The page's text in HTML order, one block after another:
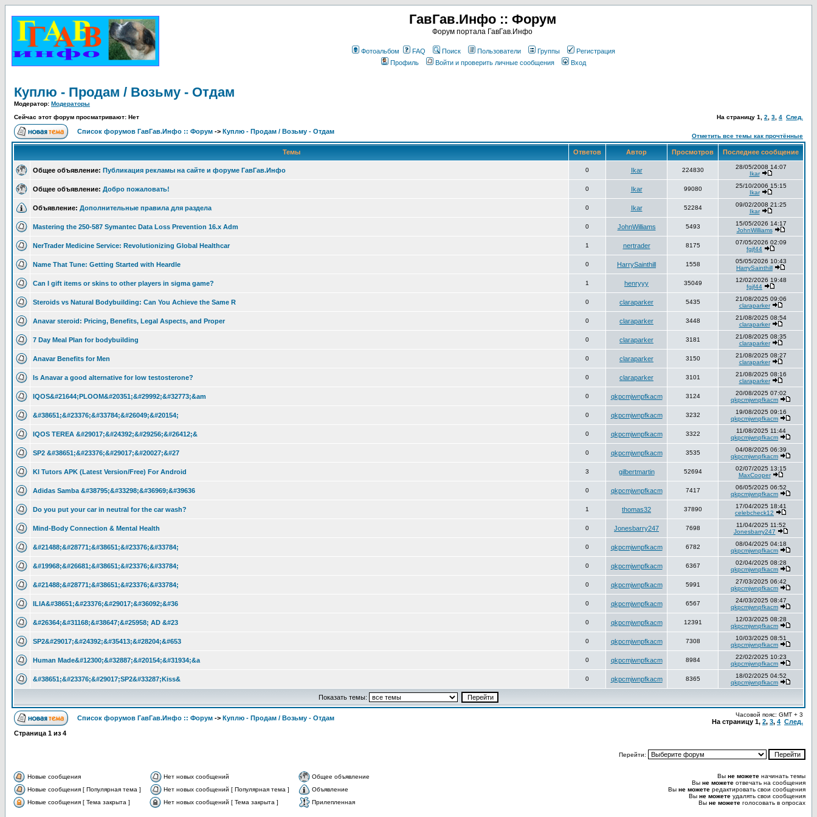
ГавГав.Инфо :: Форум
Форум портала ГавГав.Инфо
Фотоальбом FAQ Поиск Пользователи Группы
Регистрация
Профиль
Войти и проверить личные сообщения Вход
Куплю - Продам / Возьму - Отдам
Модератор: Модераторы
Сейчас этот форум просматривают: Нет
На страницу 1 2 3 4 След.
Список форумов ГавГав.Инфо :: Форум -> Куплю - Продам / Возьму - Отдам
Отметить все темы как прочтённые
Темы Ответов Автор Просмотров Последнее сообщение
Общее объявление: Публикация рекламы на сайте и форуме ГавГав.Инфо 0 Ikar 224830
28/05/2008 14:07
Ikar
Общее объявление: Добро пожаловать! 0 Ikar 99080
25/10/2006 15:15
Ikar
Объявление: Дополнительные правила для раздела 0 Ikar 52284
09/02/2008 21:25
Ikar
Mastering the 250-587 Symantec Data Loss Prevention 16.x Adm 0 JohnWilliams 5493
15/05/2026 14:17
JohnWilliams
NerTrader Medicine Service: Revolutionizing Global Healthcar 1 nertrader 8175
07/05/2026 02:09
fgjf44
Name That Tune: Getting Started with Heardle 0 HarrySainthill 1558
05/05/2026 10:43
HarrySainthill
Can I gift items or skins to other players in sigma game? 1 henryyy 35049
12/02/2026 19:48
fgjf44
Steroids vs Natural Bodybuilding: Can You Achieve the Same R 0 claraparker 5435
21/08/2025 09:06
claraparker
Anavar steroid: Pricing, Benefits, Legal Aspects, and Proper 0 claraparker 3448
21/08/2025 08:54
claraparker
7 Day Meal Plan for bodybuilding 0 claraparker 3181
21/08/2025 08:35
claraparker
Anavar Benefits for Men 0 claraparker 3150
21/08/2025 08:27
claraparker
Is Anavar a good alternative for low testosterone? 0 claraparker 3101
21/08/2025 08:16
claraparker
IQOS&#21644;PLOOM&#20351;&#29992;&#32773;&am 0 qkpcmjwnpfkacm 3124
20/08/2025 07:02
qkpcmjwnpfkacm
&#38651;&#23376;&#33784;&#26049;&#20154; 0 qkpcmjwnpfkacm 3232
19/08/2025 09:16
qkpcmjwnpfkacm
IQOS TEREA &#29017;&#24392;&#29256;&#26412;& 0 qkpcmjwnpfkacm 3322
11/08/2025 11:44
qkpcmjwnpfkacm
SP2 &#38651;&#23376;&#29017;&#20027;&#27 0 qkpcmjwnpfkacm 3535
04/08/2025 06:39
qkpcmjwnpfkacm
Kl Tutors APK (Latest Version/Free) For Android 3 gilbertmartin 52694
02/07/2025 13:15
MaxCooper
Adidas Samba &#38795;&#33298;&#36969;&#39636 0 qkpcmjwnpfkacm 7417
06/05/2025 06:52
qkpcmjwnpfkacm
Do you put your car in neutral for the car wash? 1 thomas32 37890
17/04/2025 18:41
celebcheck12
Mind-Body Connection & Mental Health 0 Jonesbarry247 7698
11/04/2025 11:52
Jonesbarry247
&#21488;&#28771;&#38651;&#23376;&#33784; 0 qkpcmjwnpfkacm 6782
08/04/2025 04:18
qkpcmjwnpfkacm
&#19968;&#26681;&#38651;&#23376;&#33784; 0 qkpcmjwnpfkacm 6367
02/04/2025 08:28
qkpcmjwnpfkacm
&#21488;&#28771;&#38651;&#23376;&#33784; 0 qkpcmjwnpfkacm 5991
27/03/2025 06:42
qkpcmjwnpfkacm
ILIA&#38651;&#23376;&#29017;&#36092;&#36 0 qkpcmjwnpfkacm 6567
24/03/2025 08:47
qkpcmjwnpfkacm
&#26364;&#31168;&#38647;&#25958; AD &#23 0 qkpcmjwnpfkacm 12391
12/03/2025 08:28
qkpcmjwnpfkacm
SP2&#29017;&#24392;&#35413;&#28204;&#653 0 qkpcmjwnpfkacm 7308
10/03/2025 08:51
qkpcmjwnpfkacm
Human Made&#12300;&#32887;&#20154;&#31934;&a 0 qkpcmjwnpfkacm 8984
22/02/2025 10:23
qkpcmjwnpfkacm
&#38651;&#23376;&#29017;SP2&#33287;Kiss& 0 qkpcmjwnpfkacm 8365
18/02/2025 04:52
qkpcmjwnpfkacm
Показать темы:
Список форумов ГавГав.Инфо :: Форум -> Куплю - Продам / Возьму - Отдам Часовой пояс: GMT + 3
На страницу 1, 2, 3, 4 След.
Страница 1 из 4
Перейти:
Новые сообщения Нет новых сообщений
Общее объявление
Новые сообщения [ Популярная тема ]
Нет новых сообщений [ Популярная тема ]
Объявление
Новые сообщения [ Тема закрыта ]
Нет новых сообщений [ Тема закрыта ] Прилепленная
Вы не можете начинать темы
Вы не можете отвечать на сообщения
Вы не можете редактировать свои сообщения
Вы не можете удалять свои сообщения
Вы не можете голосовать в опросах